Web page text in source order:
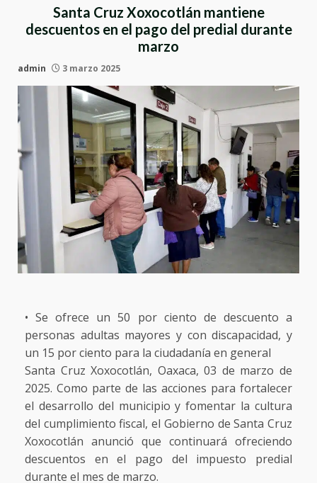
Santa Cruz Xoxocotlán mantiene
descuentos en el pago del predial durante
marzo
admin 3 marzo 2025
• Se ofrece un 50 por ciento de descuento a
personas adultas mayores y con discapacidad, y
un 15 por ciento para la ciudadanía en general
Santa Cruz Xoxocotlán, Oaxaca, 03 de marzo de
2025. Como parte de las acciones para fortalecer
el desarrollo del municipio y fomentar la cultura
del cumplimiento fiscal, el Gobierno de Santa Cruz
Xoxocotlán anunció que continuará ofreciendo
descuentos en el pago del impuesto predial
durante el mes de marzo.